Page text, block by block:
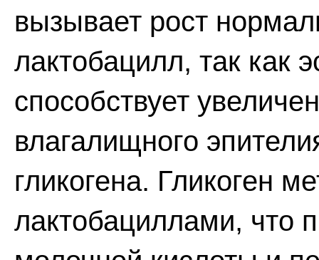
вызывает рост
лактобацилл, так как
способствует
влагалищного
гликогена. Гликоген
лактобациллами, что